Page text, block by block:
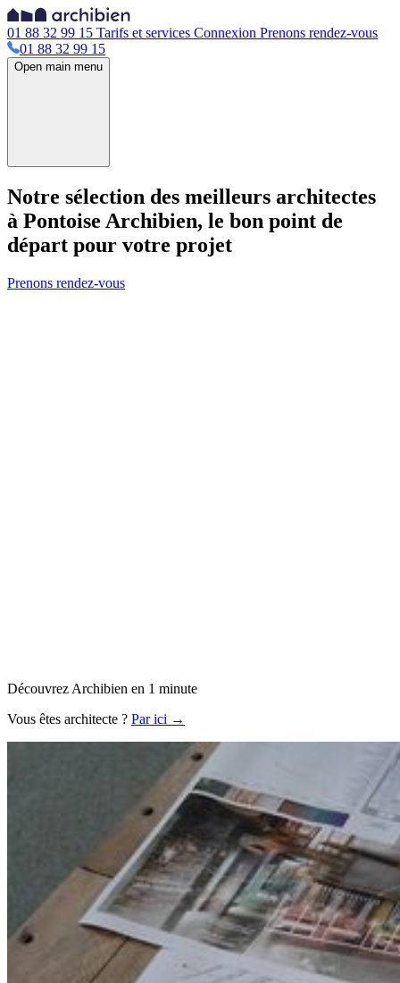
01 88 32 99 15 Tarifs et services Connexion Prenons rendez-vous
01 88 32 99 15
Open main menu
Notre sélection des meilleurs architectes
à Pontoise Archibien, le bon point de
départ pour votre projet
Prenons rendez-vous
Découvrez Archibien en 1 minute
Vous êtes architecte ? Par ici →